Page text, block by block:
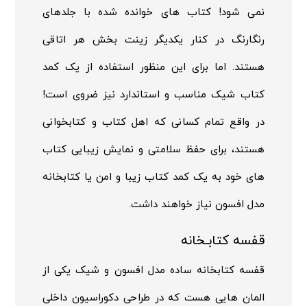
نمی شود! کتاب های خوانده شده با جلدهای
رنگارنگ در کنار یکدیگر زینت بخش هر اتاقی
هستند. اما برای این منظور استفاده از یک کمد
کتاب شیک مناسب و استاندارد نیز ضروی است!
در واقع تمام کسانی که اهل کتاب و کتابخوانی
هستند، برای حفظ سلامتی و نمایش زیبایی کتاب
های خود به یک کمد کتاب زیبا و امن یا کتابخانه
مدل افسون نیاز خواهند داشت.
قفسه کتابـخانه
قفسه کتابخانه ساده مدل افسون و شیک یکی از
المان هایی هست که در طراحی دکوراسیون داخلی